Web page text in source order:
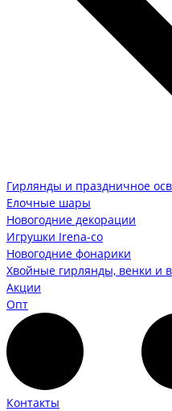
Гирлянды и праздничное
Елочные шары
Новогодние декорации
Игрушки Irena-co
Новогодние фонарики
Хвойные гирлянды, венки и
Акции
Опт
Контакты